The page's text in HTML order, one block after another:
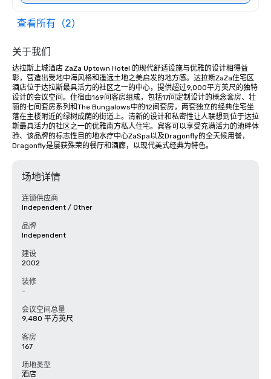
查看所有（2）
关于我们
达拉斯上城酒店 ZaZa Uptown Hotel 的现代舒适设施与优雅的设计相得益
彰，营造出受地中海风格和遥远土地之美启发的地方感。达拉斯ZaZa住宅区
酒店位于达拉斯最具活力的社区之一的中心，提供超过9,000平方英尺的独特
设计的会议空间。住宿由169间客房组成，包括17间定制设计的概念套房、壮
丽的七间套房系列和The Bungalows中的12间套房，两套独立的经典住宅坐
落在主楼附近的绿树成荫的街道上。清新的设计和私密性让人联想到位于达拉
斯最具活力的社区之一的优雅南方私人住宅。宾客可以享受充满活力的池畔体
验、该品牌的标志性目的地水疗中心ZaSpa以及Dragonfly的全天候用餐，
Dragonfly是屡获殊荣的餐厅和酒廊，以现代美式经典为特色。
场地详情
连锁供应商
Independent / Other
品牌
Independent
建设
2002
装修
-
会议空间总量
9,480 平方英尺
客房
167
场地类型
酒店